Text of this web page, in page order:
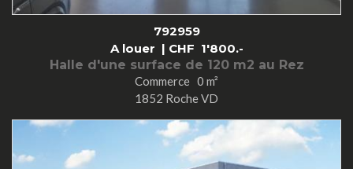
792959
A louer | CHF 1'800.-
Halle d'une surface de 120 m2 au Rez
Commerce 0 m²
1852 Roche VD